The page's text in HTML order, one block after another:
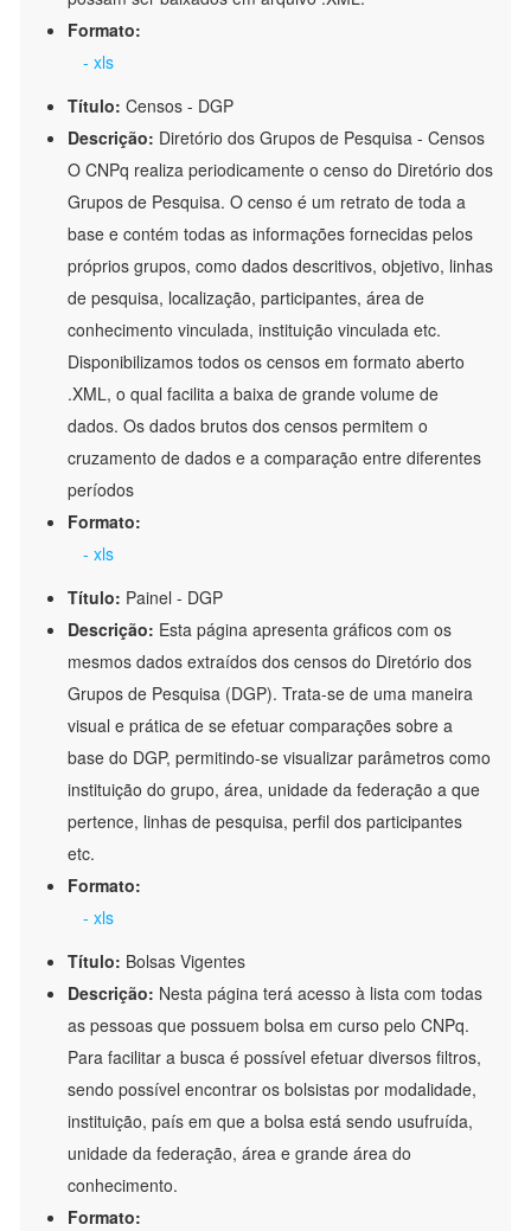
Formato:
- xls
Título: Censos - DGP
Descrição: Diretório dos Grupos de Pesquisa - Censos
O CNPq realiza periodicamente o censo do Diretório dos
Grupos de Pesquisa. O censo é um retrato de toda a
base e contém todas as informações fornecidas pelos
próprios grupos, como dados descritivos, objetivo, linhas
de pesquisa, localização, participantes, área de
conhecimento vinculada, instituição vinculada etc.
Disponibilizamos todos os censos em formato aberto
.XML, o qual facilita a baixa de grande volume de
dados. Os dados brutos dos censos permitem o
cruzamento de dados e a comparação entre diferentes
períodos
Formato:
- xls
Título: Painel - DGP
Descrição: Esta página apresenta gráficos com os
mesmos dados extraídos dos censos do Diretório dos
Grupos de Pesquisa (DGP). Trata-se de uma maneira
visual e prática de se efetuar comparações sobre a
base do DGP, permitindo-se visualizar parâmetros como
instituição do grupo, área, unidade da federação a que
pertence, linhas de pesquisa, perfil dos participantes
etc.
Formato:
- xls
Título: Bolsas Vigentes
Descrição: Nesta página terá acesso à lista com todas
as pessoas que possuem bolsa em curso pelo CNPq.
Para facilitar a busca é possível efetuar diversos filtros,
sendo possível encontrar os bolsistas por modalidade,
instituição, país em que a bolsa está sendo usufruída,
unidade da federação, área e grande área do
conhecimento.
Formato: